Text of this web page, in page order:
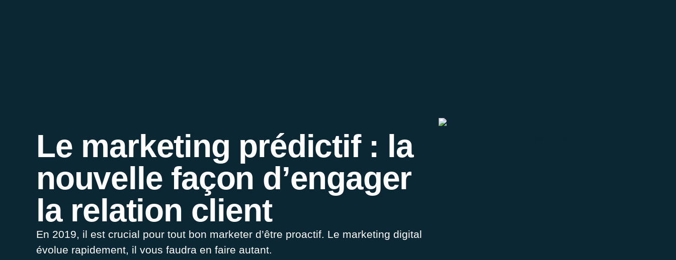
Le marketing prédictif : la
nouvelle façon d’engager
la relation client
En 2019, il est crucial pour tout bon marketer d’être proactif. Le marketing digital
évolue rapidement, il vous faudra en faire autant.